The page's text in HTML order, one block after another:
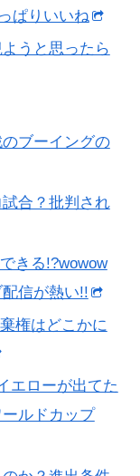
ぱりいいね
うと思ったら
ブーイングの
合？批判され
きる!?wowow
信が熱い!!
権はどこかに
エローが出てた
ルドカップ